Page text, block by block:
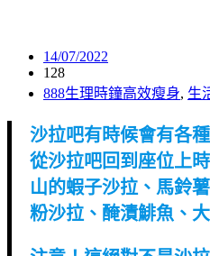
14/07/2022
128
888生理時鐘高效瘦身, 生
沙拉吧有時候會有各
從沙拉吧回到座位上
山的蝦子沙拉、馬鈴
粉沙拉、醃漬鯡魚、